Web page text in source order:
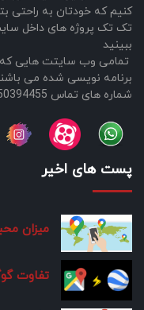
کنیم که خودتان به راحتی
تک تک پروژه های داخل
ببینید
تمامی وب سایتت هایی
برنامه نویسی شده می
شماره های تماس 09050394455 ; 09017372148
پست های اخیر
میزان
تفاوت